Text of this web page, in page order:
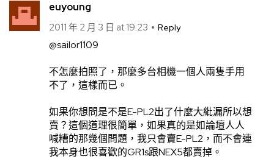
euyoung
2011 年 2 月 3 日 at 19:23 Reply
@sailor1109
不怎麼拍照了，那麼多台相機一個人兩隻手用
不了，這樣而已。
如果你想問是不是E-PL2出了什麼大紕漏所以想
賣？這個道理很簡單，如果真的是如論壇人人
喊糟的那幾個問題，我只會賣E-PL2，而不會連
我本身也很喜歡的GR1s跟NEX5都賣掉。